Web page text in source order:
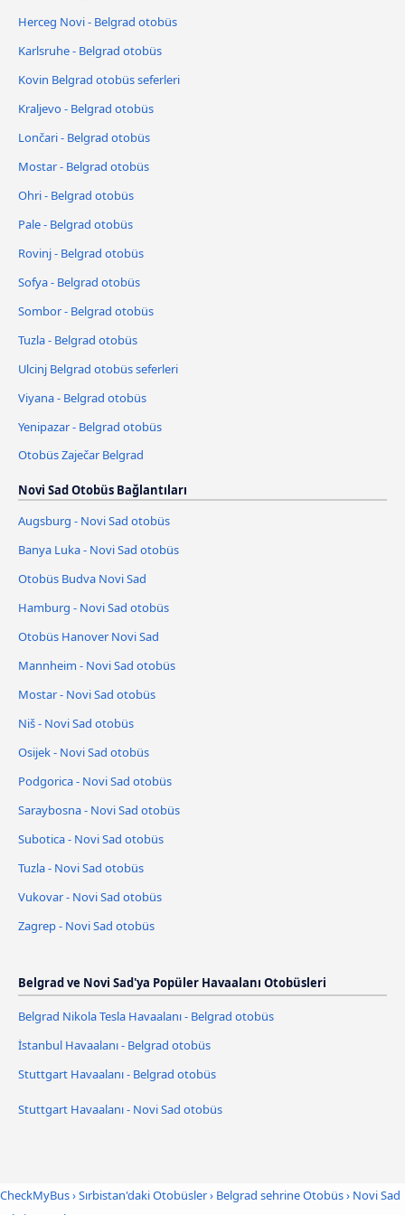
Herceg Novi - Belgrad otobüs
Karlsruhe - Belgrad otobüs
Kovin Belgrad otobüs seferleri
Kraljevo - Belgrad otobüs
Lončari - Belgrad otobüs
Mostar - Belgrad otobüs
Ohri - Belgrad otobüs
Pale - Belgrad otobüs
Rovinj - Belgrad otobüs
Sofya - Belgrad otobüs
Sombor - Belgrad otobüs
Tuzla - Belgrad otobüs
Ulcinj Belgrad otobüs seferleri
Viyana - Belgrad otobüs
Yenipazar - Belgrad otobüs
Otobüs Zaječar Belgrad
Novi Sad Otobüs Bağlantıları
Augsburg - Novi Sad otobüs
Banya Luka - Novi Sad otobüs
Otobüs Budva Novi Sad
Hamburg - Novi Sad otobüs
Otobüs Hanover Novi Sad
Mannheim - Novi Sad otobüs
Mostar - Novi Sad otobüs
Niš - Novi Sad otobüs
Osijek - Novi Sad otobüs
Podgorica - Novi Sad otobüs
Saraybosna - Novi Sad otobüs
Subotica - Novi Sad otobüs
Tuzla - Novi Sad otobüs
Vukovar - Novi Sad otobüs
Zagrep - Novi Sad otobüs
Belgrad ve Novi Sad'ya Popüler Havaalanı Otobüsleri
Belgrad Nikola Tesla Havaalanı - Belgrad otobüs
İstanbul Havaalanı - Belgrad otobüs
Stuttgart Havaalanı - Belgrad otobüs
Stuttgart Havaalanı - Novi Sad otobüs
CheckMyBus›Sırbistan'daki Otobüsler› Belgrad sehrine Otobüs› Novi Sad